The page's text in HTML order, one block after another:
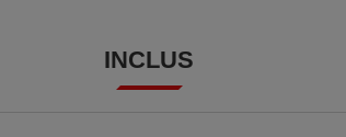
INCLUS